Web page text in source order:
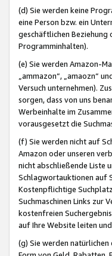
(d) Sie werden keine
eine Person bzw. ein
geschäftlichen Beziehung
Programminhalten).
(e) Sie werden Amazon-
„ammazon“, „amaozn“
Versuch unternehmen).
sorgen, dass von uns
Werbeinhalte im
vorausgesetzt die
(f) Sie werden nicht auf
Amazon oder unseren
nicht abschließende Liste
Schlagwortauktionen auf
Kostenpflichtige
Suchmaschinen Links zur
kostenfreien
auf Ihre Website leiten
(g) Sie werden